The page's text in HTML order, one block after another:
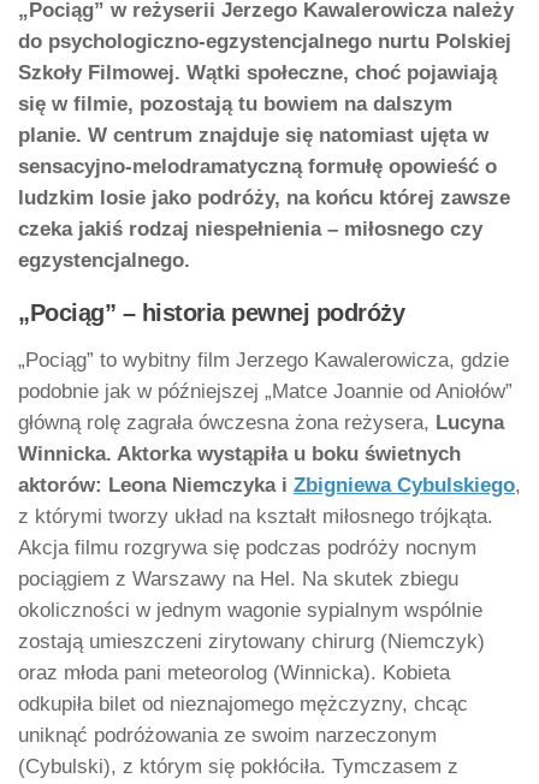
„Pociąg” w reżyserii Jerzego Kawalerowicza należy
do psychologiczno-egzystencjalnego nurtu Polskiej
Szkoły Filmowej. Wątki społeczne, choć pojawiają
się w filmie, pozostają tu bowiem na dalszym
planie. W centrum znajduje się natomiast ujęta w
sensacyjno-melodramatyczną formułę opowieść o
ludzkim losie jako podróży, na końcu której zawsze
czeka jakiś rodzaj niespełnienia – miłosnego czy
egzystencjalnego.
„Pociąg” – historia pewnej podróży
„Pociąg” to wybitny film Jerzego Kawalerowicza, gdzie
podobnie jak w późniejszej „Matce Joannie od Aniołów”
główną rolę zagrała ówczesna żona reżysera, Lucyna
Winnicka. Aktorka wystąpiła u boku świetnych
aktorów: Leona Niemczyka i Zbigniewa Cybulskiego,
z którymi tworzy układ na kształt miłosnego trójkąta.
Akcja filmu rozgrywa się podczas podróży nocnym
pociągiem z Warszawy na Hel. Na skutek zbiegu
okoliczności w jednym wagonie sypialnym wspólnie
zostają umieszczeni zirytowany chirurg (Niemczyk)
oraz młoda pani meteorolog (Winnicka). Kobieta
odkupiła bilet od nieznajomego mężczyzny, chcąc
uniknąć podróżowania ze swoim narzeczonym
(Cybulski), z którym się pokłóciła. Tymczasem z